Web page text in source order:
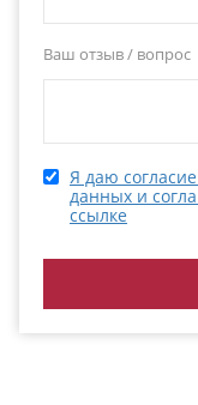
Ваш отзыв / вопрос
Я даю
данных и
ссылке